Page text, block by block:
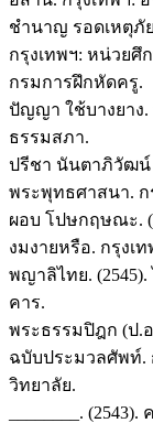
ชำนาญ รอดเหตุภั
กรุงเทพฯ: หน่วยศึ
กรมการฝึกหัดครู.
ปัญญา ใช้บางยาง.
ธรรมสภา.
ปรีชา นันตาภิวัฒน์
พระพุทธศาสนา. ก
ผอบ โปษกฤษณะ.
งมงายหรือ. กรุงเ
พญาลิไทย.
คาร.
พระธรรมปิฎก (ป.
ฉบับประมวลศัพท์.
วิทยาลัย.
________.